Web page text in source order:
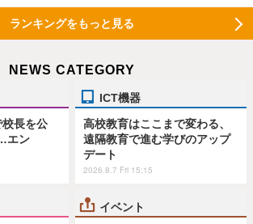
ランキングをもっと見る
NEWS CATEGORY
長を公
エン
ICT機器
高校教育はここまで変わる、
遠隔教育で進む学びのアップ
デート
2026.8.7 Fri 15:15
イベント